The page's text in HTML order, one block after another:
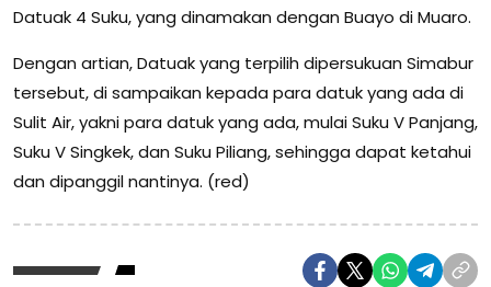
Datuak 4 Suku, yang dinamakan dengan Buayo di Muaro.
Dengan artian, Datuak yang terpilih dipersukuan Simabur
tersebut, di sampaikan kepada para datuk yang ada di
Sulit Air, yakni para datuk yang ada, mulai Suku V Panjang,
Suku V Singkek, dan Suku Piliang, sehingga dapat ketahui
dan dipanggil nantinya. (red)